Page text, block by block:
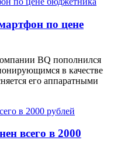
по цене
BQ пополнился
в качестве
его аппаратными
всего в 2000